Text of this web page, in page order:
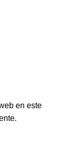
en este